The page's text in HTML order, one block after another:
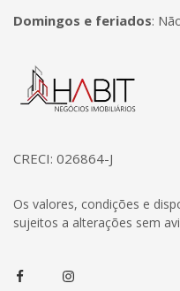
Domingos e feriados:
Página inicial
CRECI: 026864-J
Os valores, condições e
sujeitos a alterações sem
FacebookInstagram